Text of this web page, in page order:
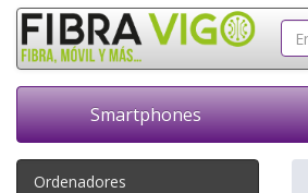
Smartphones
Ordenadores